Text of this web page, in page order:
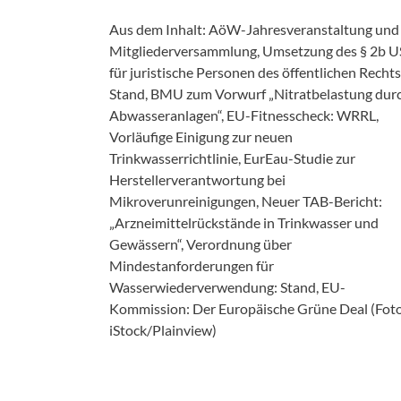
Aus dem Inhalt: AöW-Jahresveranstaltung und
Mitgliederversammlung, Umsetzung des § 2b
für juristische Personen des öffentlichen
Stand, BMU zum Vorwurf „Nitratbelastung
Abwasseranlagen“, EU-Fitnesscheck: WRRL,
Vorläufige Einigung zur neuen
Trinkwasserrichtlinie, EurEau-Studie zur
Herstellerverantwortung bei
Mikroverunreinigungen, Neuer TAB-Bericht:
„Arzneimittelrückstände in Trinkwasser und
Gewässern“, Verordnung über
Mindestanforderungen für
Wasserwiederverwendung: Stand, EU-
Kommission: Der Europäische Grüne Deal
iStock/Plainview)